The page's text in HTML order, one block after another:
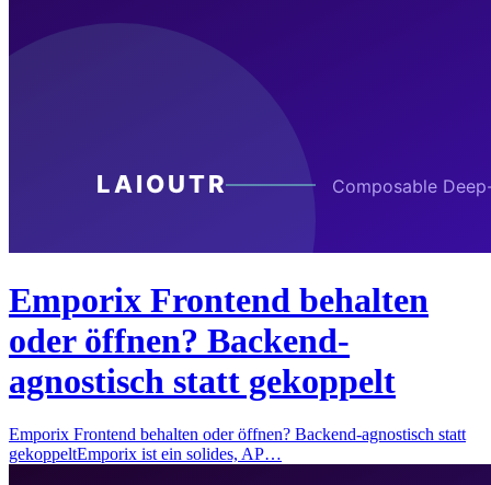
Emporix Frontend behalten
oder öffnen? Backend-
agnostisch statt gekoppelt
Emporix Frontend behalten oder öffnen? Backend-agnostisch statt
gekoppeltEmporix ist ein solides, AP…